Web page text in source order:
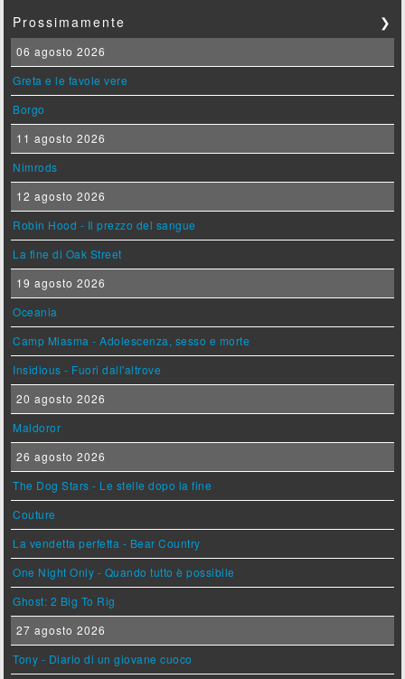
Prossimamente ❯
06 agosto 2026
Greta e le favole vere
Borgo
11 agosto 2026
Nimrods
12 agosto 2026
Robin Hood - Il prezzo del sangue
La fine di Oak Street
19 agosto 2026
Oceania
Camp Miasma - Adolescenza, sesso e morte
Insidious - Fuori dall'altrove
20 agosto 2026
Maldoror
26 agosto 2026
The Dog Stars - Le stelle dopo la fine
Couture
La vendetta perfetta - Bear Country
One Night Only - Quando tutto è possibile
Ghost: 2 Big To Rig
27 agosto 2026
Tony - Diario di un giovane cuoco